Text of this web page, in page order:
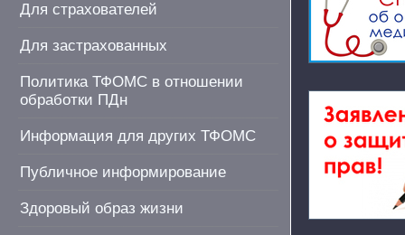
Для страхователей
Для застрахованных
Политика ТФОМС в отношении
обработки ПДн
Информация для других ТФОМС
Публичное информирование
Здоровый образ жизни